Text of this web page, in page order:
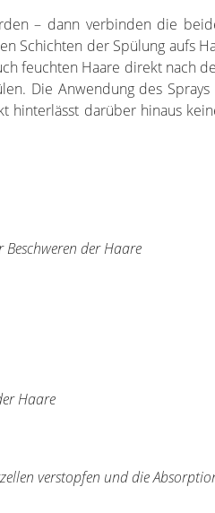
– dann verbinden die
Schichten der Spülung aufs
feuchten Haare direkt nach
Die Anwendung des Sprays
hinterlässt darüber hinaus
der Haare
Haare
verstopfen und die